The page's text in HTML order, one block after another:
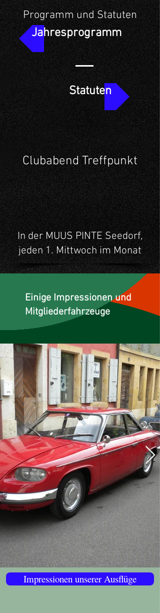
Programm und Statuten
Jahresprogramm
Statuten
Clubabend Treffpunkt
In der MUUS PINTE Seedorf,
jeden 1. Mittwoch im Monat
Einige Impressionen und
Mitgliederfahrzeuge
Impressionen unserer Ausflüge